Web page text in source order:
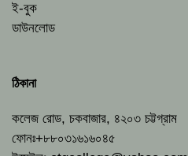
ই-বুক
ডাউনলোড
ঠিকানা
কলেজ রোড, চকবাজার, ৪২০৩ চট্টগ্রাম
ফোনঃ+৮৮০৩১৬১৬০৪৫